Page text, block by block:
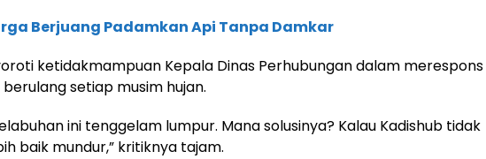
Berjuang Padamkan Api Tanpa Damkar
ketidakmampuan Kepala Dinas Perhubungan dalam merespons
setiap musim hujan.
ini tenggelam lumpur. Mana solusinya? Kalau Kadishub tidak
baik mundur,” kritiknya tajam.